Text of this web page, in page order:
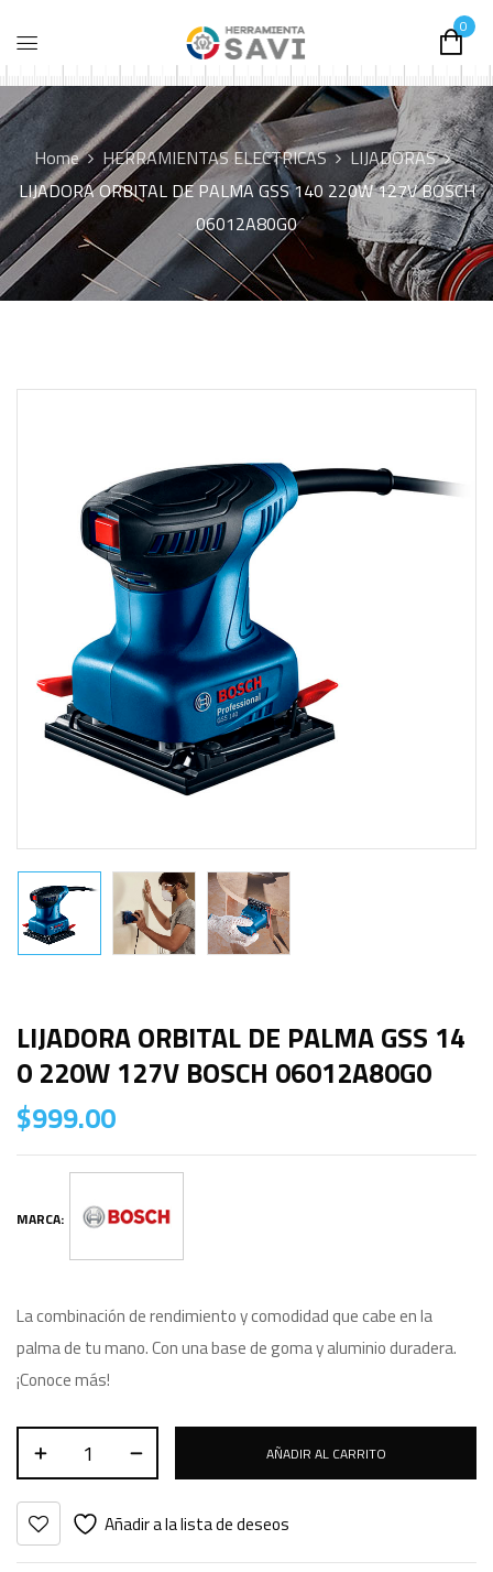
0
Home HERRAMIENTAS ELECTRICAS
LIJADORAS
LIJADORA ORBITAL DE PALMA GSS 140 220W 127V BOSCH
06012A80G0
LIJADORA ORBITAL DE PALMA GSS 14
0 220W 127V BOSCH 06012A80G0
$999.00
MARCA:
La combinación de rendimiento y comodidad que cabe en la
palma de tu mano. Con una base de goma y aluminio duradera.
¡Conoce más!
AÑADIR AL CARRITO
Añadir a la lista de deseos